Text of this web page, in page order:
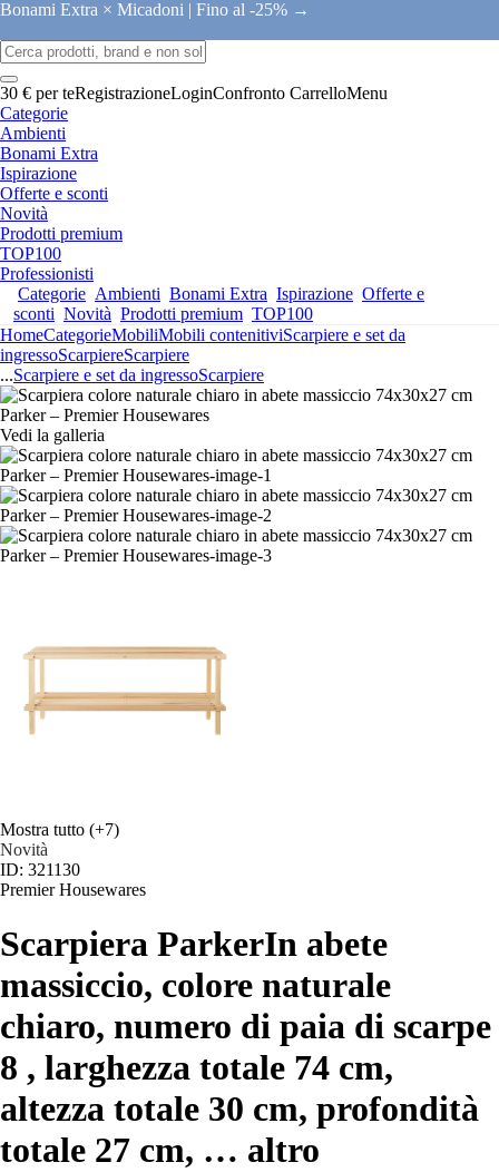
Bonami Extra × Micadoni | Fino al -25% →
30 € per teRegistrazioneLoginConfronto CarrelloMenu
Categorie
Ambienti
Bonami Extra
Ispirazione
Offerte e sconti
Novità
Prodotti premium
TOP100
Professionisti
Categorie Ambienti Bonami Extra Ispirazione Offerte e
sconti Novità Prodotti premium TOP100
HomeCategorieMobiliMobili contenitiviScarpiere e set da
ingressoScarpiereScarpiere
...Scarpiere e set da ingressoScarpiere
Vedi la galleria
Mostra tutto (+7)
Novità
ID: 321130
Premier Housewares
Scarpiera ParkerIn abete
massiccio, colore naturale
chiaro, numero di paia di scarpe
8 , larghezza totale 74 cm,
altezza totale 30 cm, profondità
totale 27 cm, … altro